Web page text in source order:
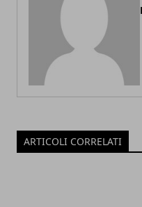
ARTICOLI CORRELATI